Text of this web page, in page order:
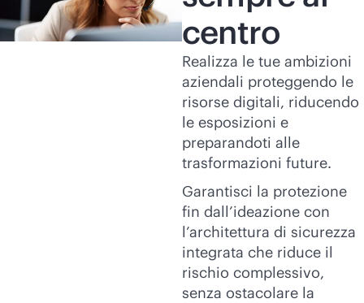
centro
Realizza le tue ambizioni
aziendali proteggendo le
risorse digitali, riducendo
le esposizioni e
preparandoti alle
trasformazioni future.
Garantisci la protezione
fin dall’ideazione con
l’architettura di sicurezza
integrata che riduce il
rischio complessivo,
senza ostacolare la